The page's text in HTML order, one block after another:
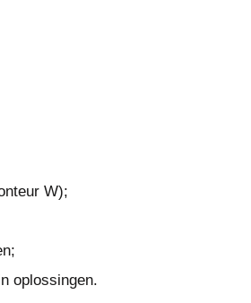
W);
oplossingen.